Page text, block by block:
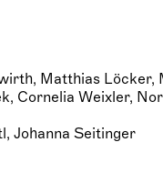
Matthias Löcker,
Cornelia Weixler,
Johanna Seitinger